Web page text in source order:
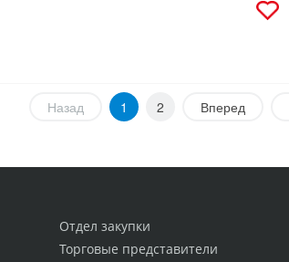
Назад 1 2 Вперед
Отдел закупки
Торговые представители